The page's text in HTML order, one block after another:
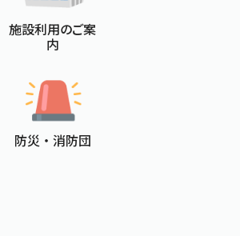
施設利用のご案
内
防災 ・ 消防団